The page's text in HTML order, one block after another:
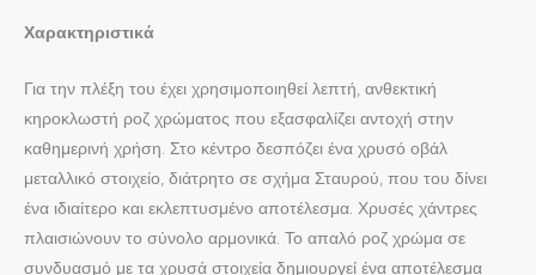
Χαρακτηριστικά
Για την πλέξη του έχει χρησιμοποιηθεί λεπτή, ανθεκτική
κηροκλωστή ροζ χρώματος που εξασφαλίζει αντοχή στην
καθημερινή χρήση. Στο κέντρο δεσπόζει ένα χρυσό οβάλ
μεταλλικό στοιχείο, διάτρητο σε σχήμα Σταυρού, που του δίνει
ένα ιδιαίτερο και εκλεπτυσμένο αποτέλεσμα. Χρυσές χάντρες
πλαισιώνουν το σύνολο αρμονικά. Το απαλό ροζ χρώμα σε
συνδυασμό με τα χρυσά στοιχεία δημιουργεί ένα αποτέλεσμα